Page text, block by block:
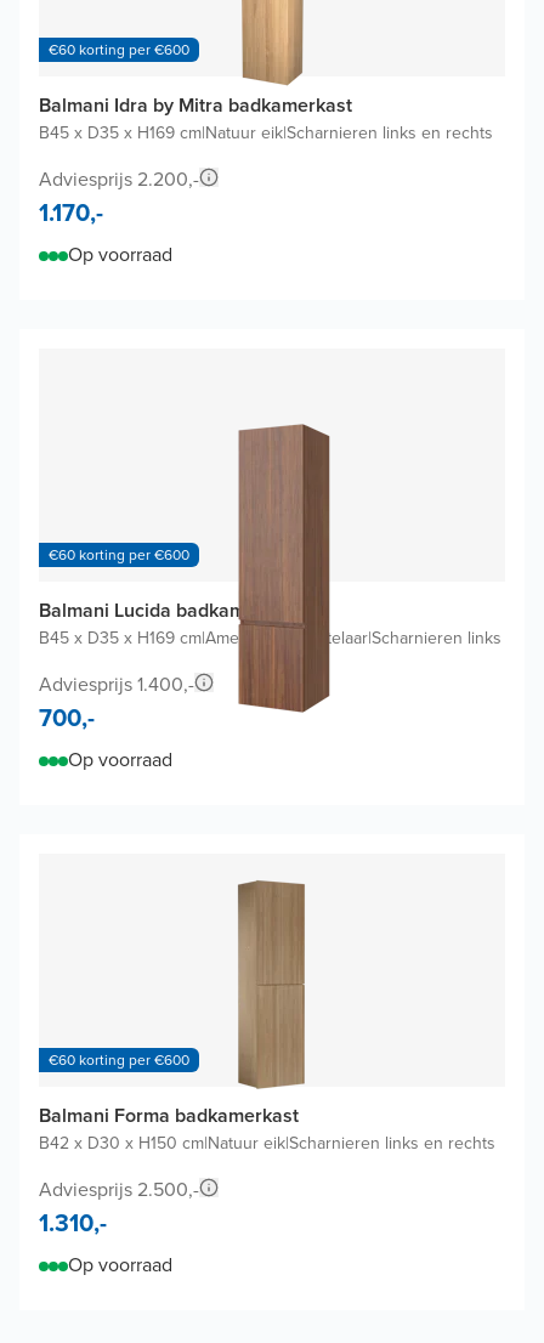
€60 korting per €600
Balmani Idra by Mitra badkamerkast
B45 x D35 x H169 cm|Natuur eik|Scharnieren links en rechts
Adviesprijs 2.200,-
1.170,-
Op voorraad
€60 korting per €600
Balmani Lucida badkamerkast
B45 x D35 x H169 cm|Amerikaanse notelaar|Scharnieren links
Adviesprijs 1.400,-
700,-
Op voorraad
€60 korting per €600
Balmani Forma badkamerkast
B42 x D30 x H150 cm|Natuur eik|Scharnieren links en rechts
Adviesprijs 2.500,-
1.310,-
Op voorraad